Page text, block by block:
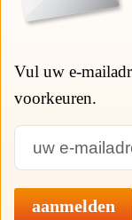
Vul uw e-
voorkeuren.
aanmelden